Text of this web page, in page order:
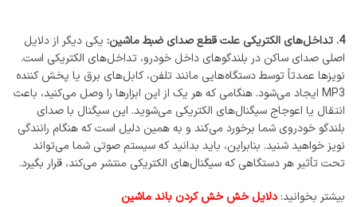
4. تداخل‌های الکتریکی علت قطع صدای ضبط ماشین:
یکی دیگر از دلایل
اصلی صدای ساکن در بلندگوهای داخل خودرو، تداخل‌های الکتریکی است.
نویزها عمدتاً توسط دستگاه‌هایی مانند تلفن، کابل‌های برق یا پخش کننده
MP3 ایجاد می‌شود. هنگامی که هر یک از این ابزارها را وصل می‌کنید، باعث
انتقال یا اعوجاج سیگنال‌های الکتریکی می‌شوید. این سیگنال با صدای
بلندگو خودروی شما برخورد می‌کند و به همین دلیل است که هنگام رانندگی
نویز خواهید شنید. بنابراین، باید بدانید که سیستم صوتی شما می‌تواند
تحت تأثیر هر دستگاهی که سیگنال‌های الکتریکی منتشر می‌کند، قرار بگیرد.
بیشتر بخوانید: دلایل خش خش کردن باند ماشین